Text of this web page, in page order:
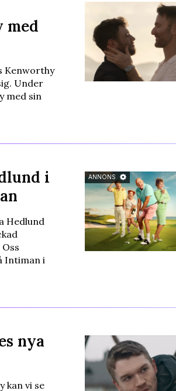
med
Kenworthy
Under
med sin
ANNONS
i
Hedlund
Intiman i
nya
kan vi se